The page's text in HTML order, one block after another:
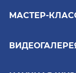
МАСТЕР-